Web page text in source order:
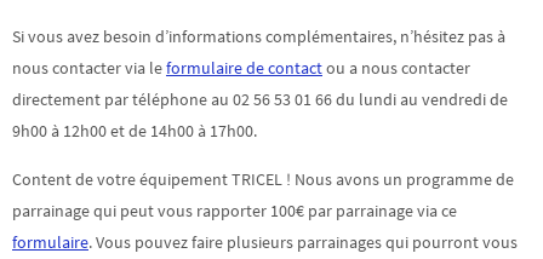
Si vous avez besoin d’informations complémentaires, n’hésitez pas à
nous contacter via leformulaire de contactou a nous contacter
directement par téléphone au 02 56 53 01 66 du lundi au vendredi de
9h00 à 12h00 et de 14h00 à 17h00.
Content de votre équipement TRICEL ! Nous avons un programme de
parrainage qui peut vous rapporter 100€ par parrainage via ce
formulaire. Vous pouvez faire plusieurs parrainages qui pourront vous